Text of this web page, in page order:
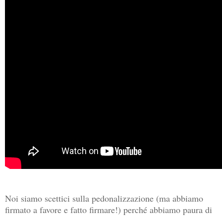
Noi siamo scettici sulla pedonalizzazione (ma abbiamo
firmato a favore e fatto firmare!) perché abbiamo paura di